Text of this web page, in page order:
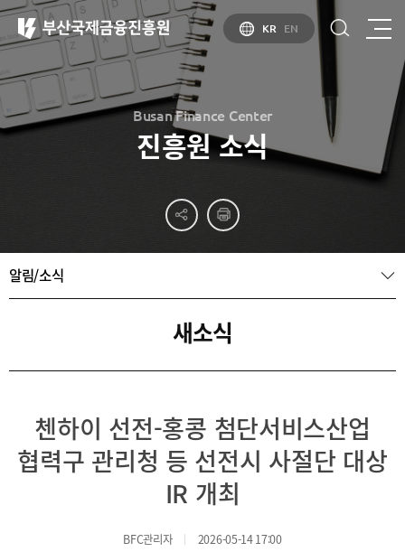
부산
소개
산업현황
브로슈어
정책 소개
금융생태계
입주환경
소개
인센티브
및
협력
KR EN
Busan Finance Center
진흥원 소식
알림/소식
새소식
첸하이 선전-홍콩 첨단서비스산업
협력구 관리청 등 선전시 사절단 대상
IR 개최
BFC관리자 2026-05-14 17:00